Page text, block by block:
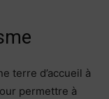
terre d’accueil à
permettre à